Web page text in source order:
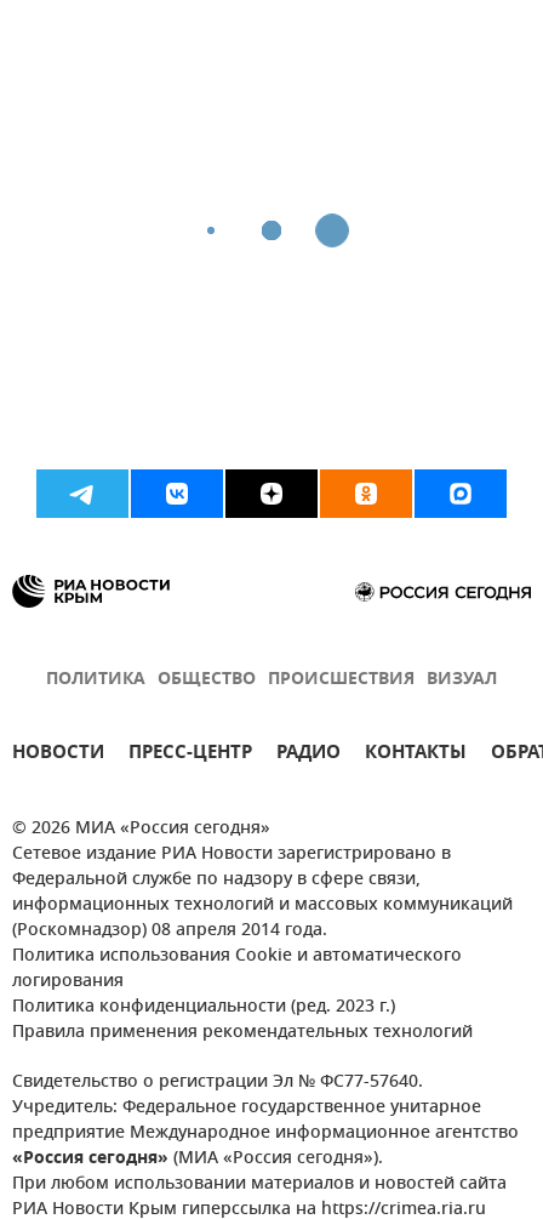
ПОЛИТИКА ОБЩЕСТВО ПРОИСШЕСТВИЯ ВИЗУАЛ
НОВОСТИ ПРЕСС-ЦЕНТР РАДИО КОНТАКТЫ
© 2026 МИА «Россия сегодня»
Сетевое издание РИА Новости зарегистрировано в
Федеральной службе по надзору в сфере связи,
информационных технологий и массовых коммуникаций
(Роскомнадзор) 08 апреля 2014 года.
Политика использования Cookie и автоматического
логирования
Политика конфиденциальности (ред. 2023 г.)
Правила применения рекомендательных технологий
Свидетельство о регистрации Эл № ФС77-57640.
Учредитель: Федеральное государственное унитарное
предприятие Международное информационное агентство
«Россия сегодня» (МИА «Россия сегодня»).
При любом использовании материалов и новостей сайта
РИА Новости Крым гиперссылка на https://crimea.ria.ru